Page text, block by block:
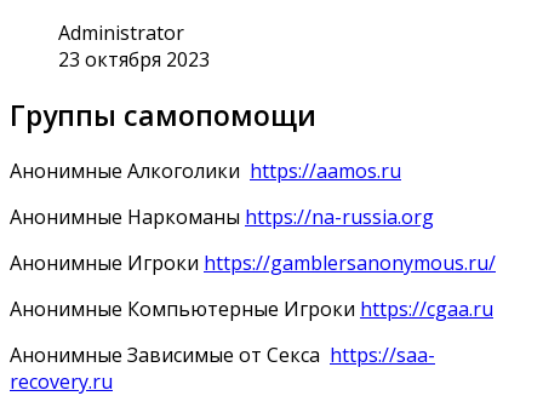
Administrator
23 октября 2023
Группы самопомощи
Анонимные Алкоголики https://aamos.ru
Анонимные Наркоманы https://na-russia.org
Анонимные Игроки https://gamblersanonymous.ru/
Анонимные Компьютерные Игроки https://cgaa.ru
Анонимные Зависимые от Секса https://saa-
recovery.ru